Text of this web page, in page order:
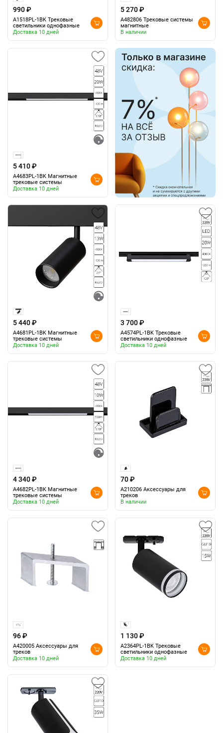
990 ₽
A1518PL-1BK Трековые
светильники однофазные
Доставка 10 дней
5 270 ₽
A482806 Трековые системы
магнитные
В наличии
5 410 ₽
A4683PL-1BK Магнитные
трековые системы
Доставка 10 дней
5 440 ₽
A4681PL-1BK Магнитные
трековые системы
Доставка 10 дней
3 700 ₽
A4574PL-1BK Трековые
светильники однофазные
Доставка 10 дней
4 340 ₽
A4682PL-1BK Магнитные
трековые системы
Доставка 10 дней
70 ₽
A210206 Аксессуары для
треков
В наличии
96 ₽
A420005 Аксессуары для
треков
Доставка 10 дней
1 130 ₽
A2364PL-1BK Трековые
светильники однофазные
Доставка 10 дней